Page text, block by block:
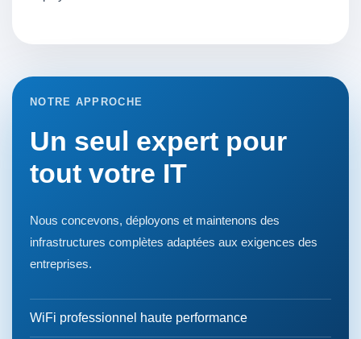
NOTRE APPROCHE
Un seul expert pour
tout votre IT
Nous concevons, déployons et maintenons des
infrastructures complètes adaptées aux exigences des
entreprises.
WiFi professionnel haute performance